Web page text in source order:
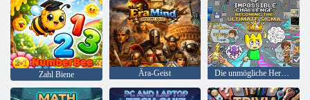
Zahl Biene Ära-Geist Die unmögliche Herausforderung, das ultimative Sigma zu werden